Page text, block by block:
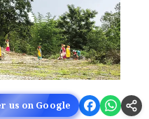
us on Google